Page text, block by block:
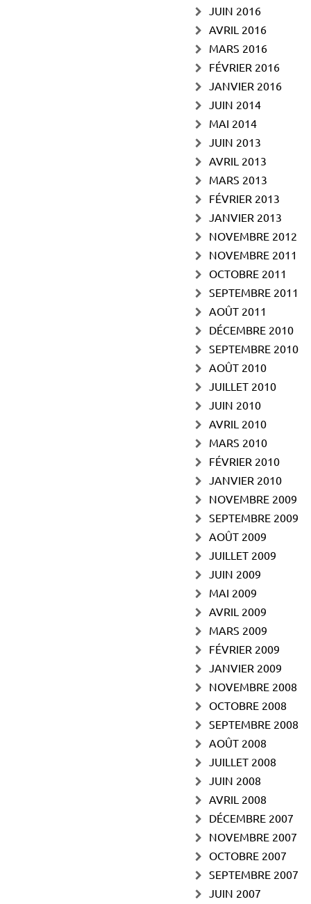
JUIN 2016
AVRIL 2016
MARS 2016
FÉVRIER 2016
JANVIER 2016
JUIN 2014
MAI 2014
JUIN 2013
AVRIL 2013
MARS 2013
FÉVRIER 2013
JANVIER 2013
NOVEMBRE 2012
NOVEMBRE 2011
OCTOBRE 2011
SEPTEMBRE 2011
AOÛT 2011
DÉCEMBRE 2010
SEPTEMBRE 2010
AOÛT 2010
JUILLET 2010
JUIN 2010
AVRIL 2010
MARS 2010
FÉVRIER 2010
JANVIER 2010
NOVEMBRE 2009
SEPTEMBRE 2009
AOÛT 2009
JUILLET 2009
JUIN 2009
MAI 2009
AVRIL 2009
MARS 2009
FÉVRIER 2009
JANVIER 2009
NOVEMBRE 2008
OCTOBRE 2008
SEPTEMBRE 2008
AOÛT 2008
JUILLET 2008
JUIN 2008
AVRIL 2008
DÉCEMBRE 2007
NOVEMBRE 2007
OCTOBRE 2007
SEPTEMBRE 2007
JUIN 2007